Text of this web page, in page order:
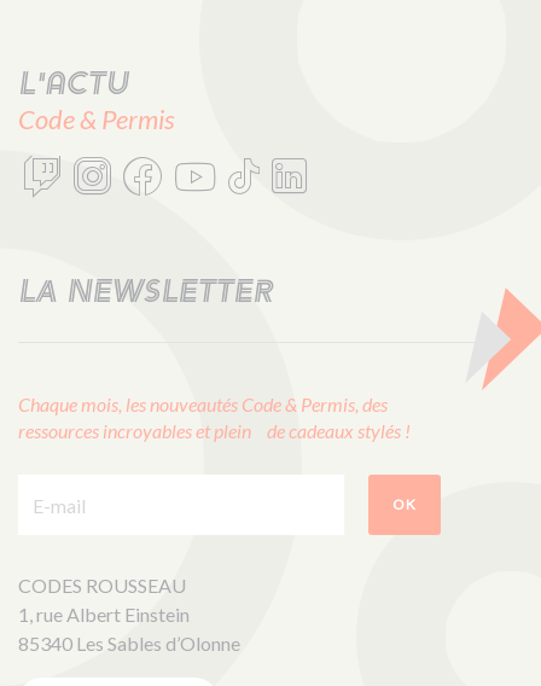
L'actu
Code & Permis
LA NEWSLETTER
Chaque mois, les nouveautés Code & Permis, des
ressources incroyables et plein de cadeaux stylés !
OK
CODES ROUSSEAU
1, rue Albert Einstein
85340 Les Sables d’Olonne